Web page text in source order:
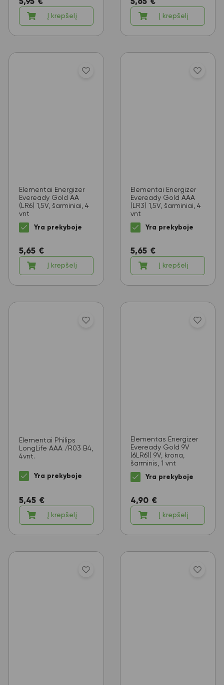
5,95 €
Į krepšelį
5,65 €
Į krepšelį
Elementai Energizer
Eveready Gold AA
(LR6) 1,5V, šarminiai, 4
vnt
Yra prekyboje
5,65 €
Į krepšelį
Elementai Energizer
Eveready Gold AAA
(LR3) 1,5V, šarminiai, 4
vnt
Yra prekyboje
5,65 €
Į krepšelį
Elementai Philips
LongLife AAA /R03 B4,
4vnt.
Yra prekyboje
5,45 €
Į krepšelį
Elementas Energizer
Eveready Gold 9V
(6LR61) 9V, krona,
šarminis, 1 vnt
Yra prekyboje
4,90 €
Į krepšelį